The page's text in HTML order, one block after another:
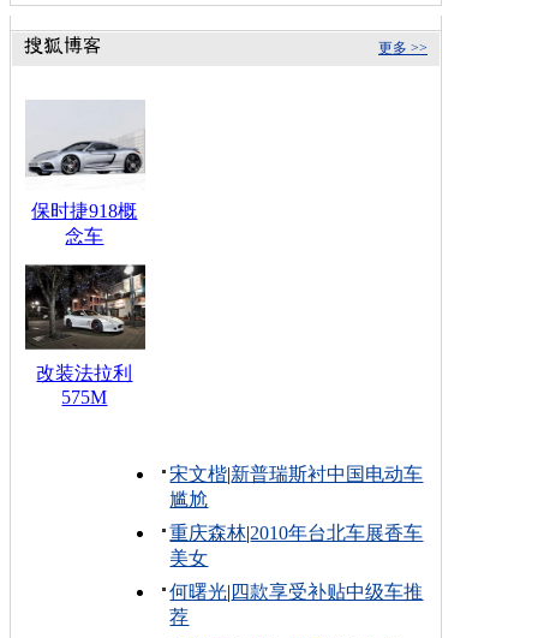
更多 >>
保时捷918概
念车
改装法拉利
575M
宋文楷|新普瑞斯衬中国电动车
尴尬
重庆森林|2010年台北车展香车
美女
何曙光| 四款享受补贴中级车推
荐